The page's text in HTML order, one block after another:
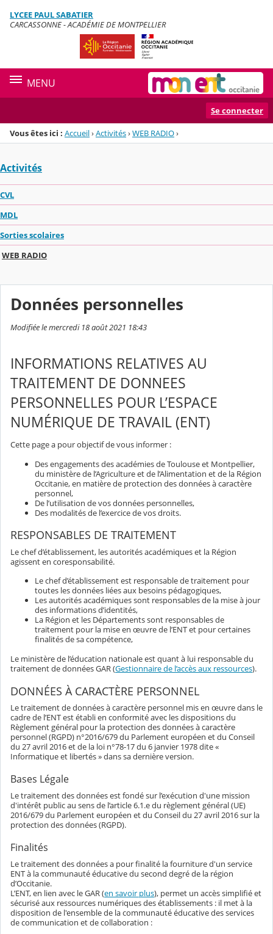
Menu de la rubrique
Contenu
LYCEE PAUL SABATIER
CARCASSONNE - ACADÉMIE DE MONTPELLIER
MENU
Se connecter
Vous êtes ici : Accueil›Activités›WEB RADIO›
Activités
CVL
MDL
Sorties scolaires
WEB RADIO
Données personnelles
Modifiée le mercredi 18 août 2021 18:43
INFORMATIONS RELATIVES AU
TRAITEMENT DE DONNEES
PERSONNELLES POUR L’ESPACE
NUMÉRIQUE DE TRAVAIL (ENT)
Cette page a pour objectif de vous informer :
Des engagements des académies de Toulouse et Montpellier,
du ministère de l’Agriculture et de l’Alimentation et de la Région
Occitanie, en matière de protection des données à caractère
personnel,
De l’utilisation de vos données personnelles,
Des modalités de l’exercice de vos droits.
RESPONSABLES DE TRAITEMENT
Le chef d’établissement, les autorités académiques et la Région
agissent en coresponsabilité.
Le chef d’établissement est responsable de traitement pour
toutes les données liées aux besoins pédagogiques,
Les autorités académiques sont responsables de la mise à jour
des informations d’identités,
La Région et les Départements sont responsables de
traitement pour la mise en œuvre de l’ENT et pour certaines
finalités de sa compétence,
Le ministère de l’éducation nationale est quant à lui responsable du
traitement de données GAR (Gestionnaire de l’accès aux ressources).
DONNÉES À CARACTÈRE PERSONNEL
Le traitement de données à caractère personnel mis en œuvre dans le
cadre de l’ENT est établi en conformité avec les dispositions du
Règlement général pour la protection des données à caractère
personnel (RGPD) n°2016/679 du Parlement européen et du Conseil
du 27 avril 2016 et de la loi n°78-17 du 6 janvier 1978 dite «
Informatique et libertés » dans sa dernière version.
Bases Légale
Le traitement des données est fondé sur l’exécution d'une mission
d'intérêt public au sens de l’article 6.1.e du règlement général (UE)
2016/679 du Parlement européen et du Conseil du 27 avril 2016 sur la
protection des données (RGPD).
Finalités
Le traitement des données a pour finalité la fourniture d'un service
ENT à la communauté éducative du second degré de la région
d’Occitanie.
L’ENT, en lien avec le GAR (en savoir plus), permet un accès simplifié et
sécurisé aux ressources numériques des établissements : il met à la
disposition de l'ensemble de la communauté éducative des services
de communication et de collaboration :